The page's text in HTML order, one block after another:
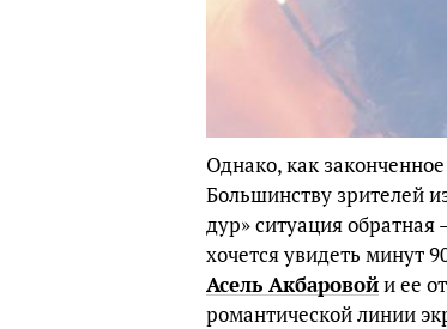
Однако, как
Большинству зрителей
дур» ситуация
хочется увидеть минут
Асель Акбаровойи ее
романтической линии